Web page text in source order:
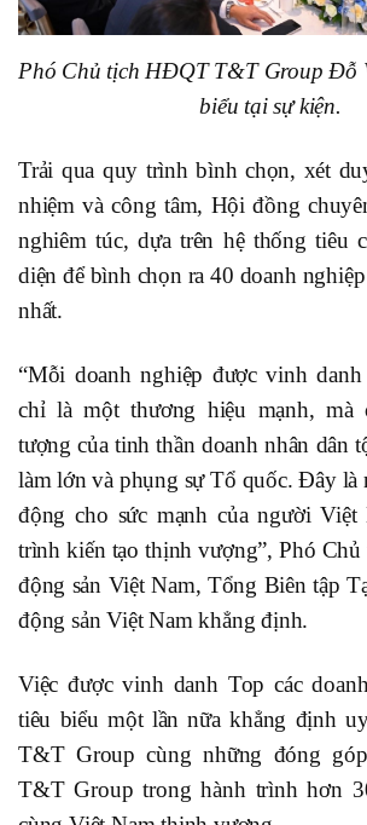
Phó Chủ tịch HĐQT T&T Group Đỗ
biểu tại sự kiện.
Trải qua quy trình bình chọn, xét
nhiệm và công tâm, Hội đồng
nghiêm túc, dựa trên hệ thống tiêu
diện để bình chọn ra 40 doanh
nhất.
“Mỗi doanh nghiệp được vinh
chỉ là một thương hiệu mạnh, mà
tượng của tinh thần doanh nhân dân
làm lớn và phụng sự Tổ quốc. Đây là
động cho sức mạnh của người Việt
trình kiến tạo thịnh vượng”, Phó
động sản Việt Nam, Tổng Biên tập
động sản Việt Nam khẳng định.
Việc được vinh danh Top các
tiêu biểu một lần nữa khẳng định
T&T Group cùng những đóng
T&T Group trong hành trình hơn